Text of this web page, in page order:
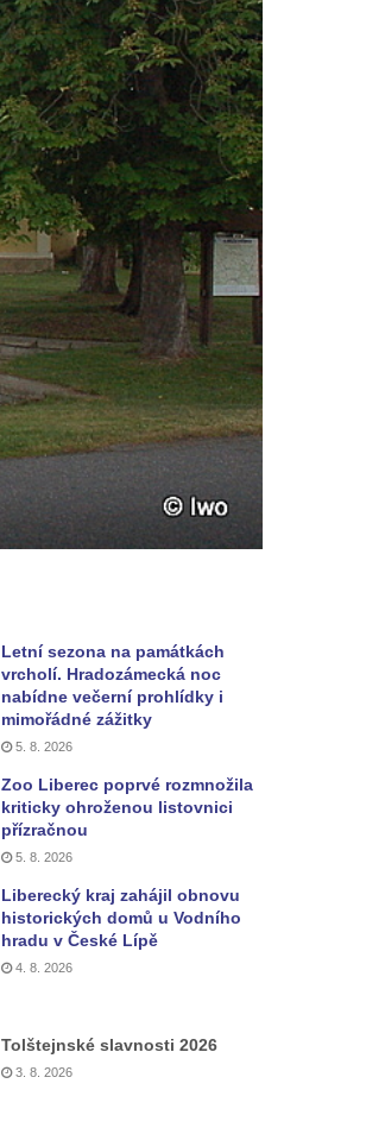
Letní sezona na památkách
vrcholí. Hradozámecká noc
nabídne večerní prohlídky i
mimořádné zážitky
5. 8. 2026
Zoo Liberec poprvé rozmnožila
kriticky ohroženou listovnici
přízračnou
5. 8. 2026
Liberecký kraj zahájil obnovu
historických domů u Vodního
hradu v České Lípě
4. 8. 2026
Tolštejnské slavnosti 2026
3. 8. 2026